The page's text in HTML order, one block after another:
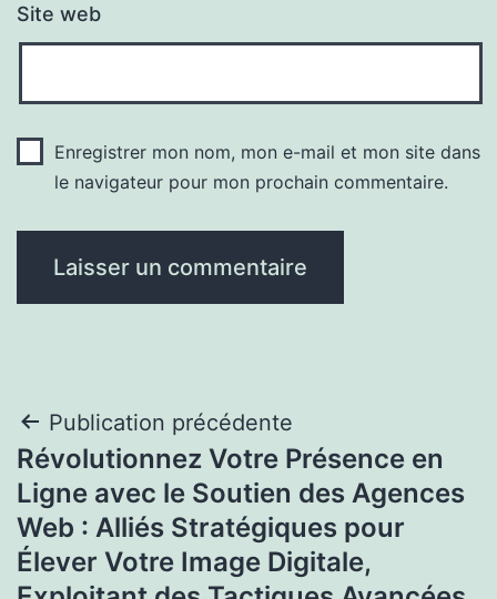
Site web
Enregistrer mon nom, mon e-mail et mon site dans
le navigateur pour mon prochain commentaire.
Navigation
de
l’article
Publication précédente
Révolutionnez Votre Présence en
Ligne avec le Soutien des Agences
Web : Alliés Stratégiques pour
Élever Votre Image Digitale,